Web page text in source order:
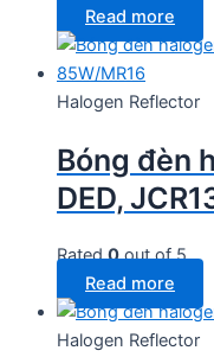
Read more
Halogen Reflector
Bóng đèn
DED,
Rated0out of 5
Read more
Halogen Reflector